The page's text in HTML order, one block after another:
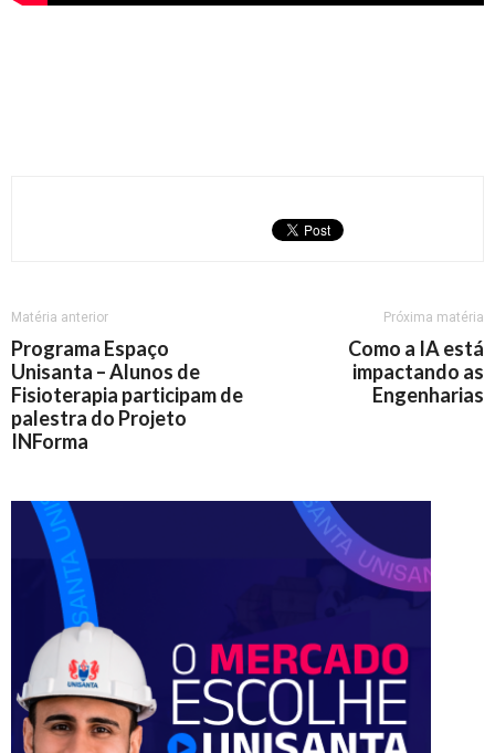
Matéria anterior
Programa Espaço
Unisanta – Alunos de
Fisioterapia participam de
palestra do Projeto
INForma
Próxima matéria
Como a IA está
impactando as
Engenharias